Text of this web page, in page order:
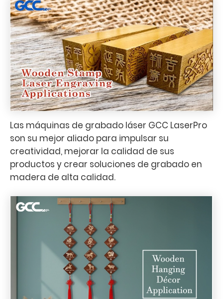
Las máquinas de grabado láser GCC LaserPro
son su mejor aliado para impulsar su
creatividad, mejorar la calidad de sus
productos y crear soluciones de grabado en
madera de alta calidad.